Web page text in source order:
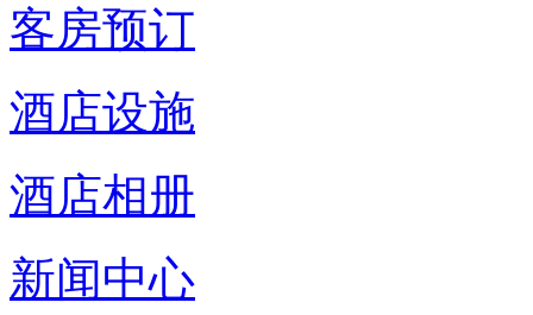
客房预订
酒店设施
酒店相册
新闻中心